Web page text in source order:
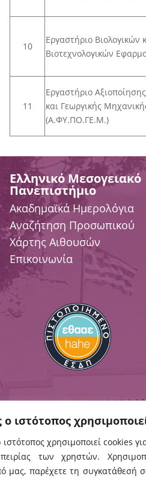
ο ιστότοπος
χρησιμοποιεί cookies
των χρηστών.
μας, παρέχετε τη συγκατάθεσή
10
Εργαστήριο Βιολογικών
Βιοτεχνολογικών
11
Εργαστήριο
και Γεωργικής
(Α.ΦΥ.ΠΟ.ΓΕ.Μ.)
Ελληνικό Μεσογειακό
Πανεπιστήμιο
Ακαδημαϊκά Ημερολόγια
Αναζήτηση Προσωπικού
Χάρτης Αιθουσών
Επικοινωνία
Ηράκλειο